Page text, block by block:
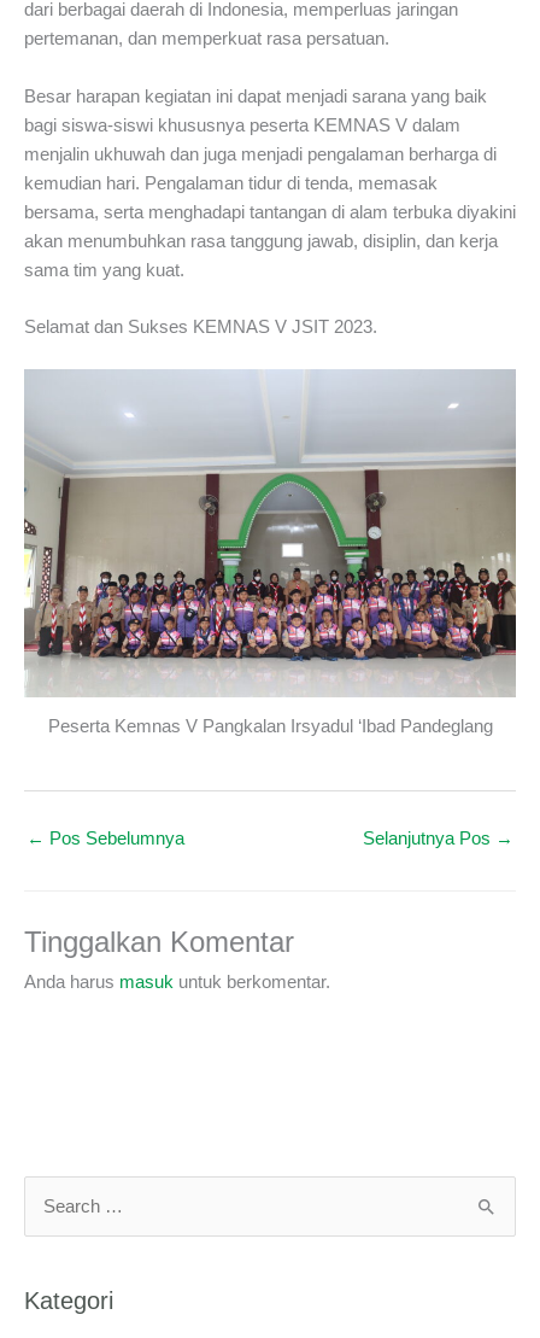
dari berbagai daerah di Indonesia, memperluas jaringan
pertemanan, dan memperkuat rasa persatuan.
Besar harapan kegiatan ini dapat menjadi sarana yang baik
bagi siswa-siswi khususnya peserta KEMNAS V dalam
menjalin ukhuwah dan juga menjadi pengalaman berharga di
kemudian hari. Pengalaman tidur di tenda, memasak
bersama, serta menghadapi tantangan di alam terbuka diyakini
akan menumbuhkan rasa tanggung jawab, disiplin, dan kerja
sama tim yang kuat.
Selamat dan Sukses KEMNAS V JSIT 2023.
Peserta Kemnas V Pangkalan Irsyadul ‘Ibad Pandeglang
← Pos Sebelumnya Selanjutnya Pos →
Tinggalkan Komentar
Anda harus masuk untuk berkomentar.
Kategori